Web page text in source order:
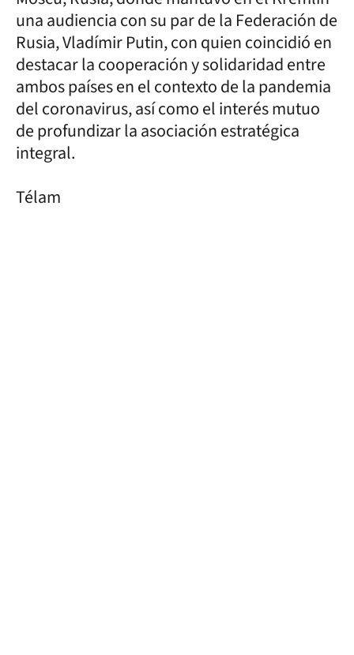
una audiencia con su par de la Federación de
Rusia, Vladímir Putin, con quien coincidió en
destacar la cooperación y solidaridad entre
ambos países en el contexto de la pandemia
del coronavirus, así como el interés mutuo
de profundizar la asociación estratégica
integral.
Télam